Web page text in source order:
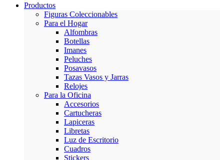
Productos
Figuras Coleccionables
Para el Hogar
Alfombras
Botellas
Imanes
Peluches
Posavasos
Tazas Vasos y Jarras
Relojes
Para la Oficina
Accesorios
Cartucheras
Lapiceras
Libretas
Luz de Escritorio
Cuadros
Stickers